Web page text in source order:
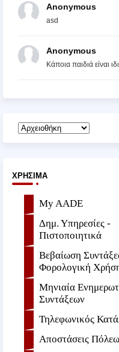
Anonymous
asd
Anonymous
Κάποια παιδιά είναι
ΧΡΉΣΙΜΑ
My AADE
Δημ. Υπηρεσίες -
Πιστοποιητικά
Βεβαίωση
Φορολογική
Μηνιαία
Συντάξεων
Τηλεφωνικός
Αποστάσεις